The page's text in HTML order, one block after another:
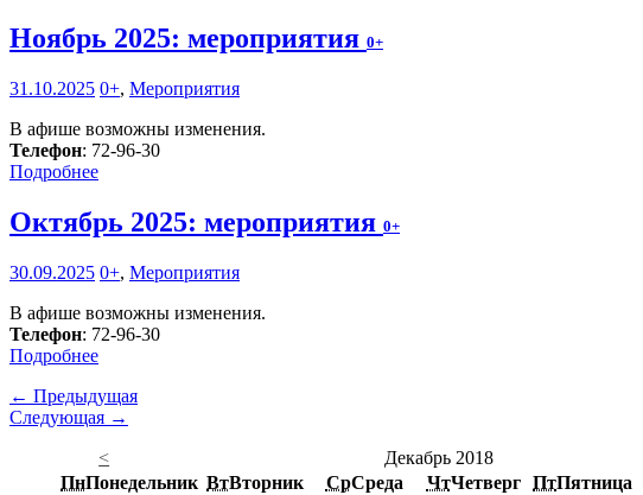
Ноябрь 2025: мероприятия 0+
31.10.2025 0+, Мероприятия
В афише возможны изменения.
Телефон: 72-96-30
Подробнее
Октябрь 2025: мероприятия 0+
30.09.2025 0+, Мероприятия
В афише возможны изменения.
Телефон: 72-96-30
Подробнее
← Предыдущая
Следующая →
<
Декабрь 2018
ПнПонедельник ВтВторник СрСреда ЧтЧетверг ПтПятница